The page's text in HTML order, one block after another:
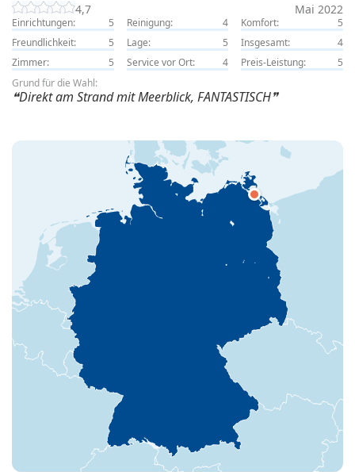
4,7 Mai 2022
Einrichtungen: 5 Reinigung: 4 Komfort:
5
Freundlichkeit:
5 Lage: 5 Insgesamt:
4
Zimmer:
5 Service vor Ort: 4 Preis-Leistung:
5
Grund für die Wahl:
Direkt am Strand mit Meerblick, FANTASTISCH